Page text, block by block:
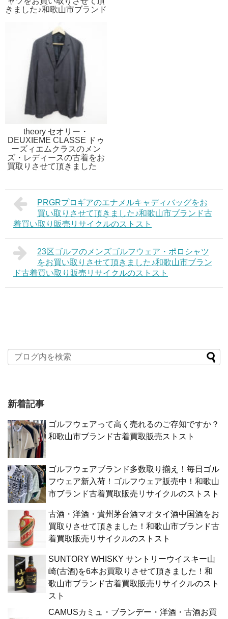
きました♪和歌山市ブランド
ルのストスト
theory セオリー・
DEUXIEME CLASSE ドゥ
ーズィエムクラスのメン
ズ・レディースの古着をお
買取りさせて頂きました
PRGRプロギアのエナメルキャディバッグをお
買い取りさせて頂きました♪和歌山市ブランド古
着買い取り販売リサイクルのストスト
23区ゴルフのメンズゴルフウェア・ポロシャツ
をお買い取りさせて頂きました♪和歌山市ブラン
ド古着買い取り販売リサイクルのストスト
新着記事
ゴルフウェアって高く売れるのご存知ですか？
和歌山市ブランド古着買取販売ストスト
ゴルフウェアブランド多数取り揃え！毎日ゴル
フウェア新入荷！ゴルフウェア販売中！和歌山
市ブランド古着買取販売リサイクルのストスト
古酒・洋酒・貴州茅台酒マオタイ酒中国酒をお
買取りさせて頂きました！和歌山市ブランド古
着買取販売リサイクルのストスト
SUNTORY WHISKY サントリーウイスキー山
崎(古酒)を6本お買取りさせて頂きました！和
歌山市ブランド古着買取販売リサイクルのスト
スト
CAMUSカミュ・ブランデー・洋酒・古酒お買